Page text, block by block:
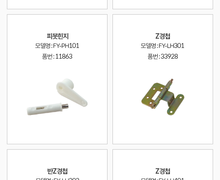
피봇힌지
모델명 : FY-PH101
품번 :11863
Z경첩
모델명 : FY-LH301
품번 :33928
반Z경첩 Z경첩